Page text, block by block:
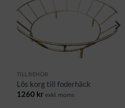
TILLBEHÖR
Lös korg till foderhäck
1260 kr exkl. moms